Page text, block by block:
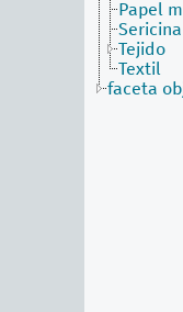
Papel
Sericina
Tejido
Textil
faceta